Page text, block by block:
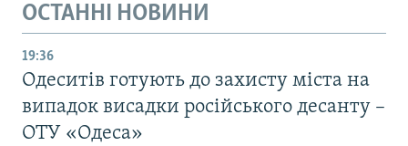
ОСТАННІ НОВИНИ
19:36
Одеситів готують до захисту міста на
випадок висадки російського десанту –
ОТУ «Одеса»